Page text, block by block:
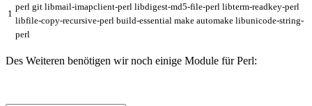
1
perl git libmail-imapclient-perl libdigest-md5-file-perl libterm-readkey-perl
libfile-copy-recursive-perl build-essential make automake libunicode-string-
perl
Des Weiteren benötigen wir noch einige Module für Perl: